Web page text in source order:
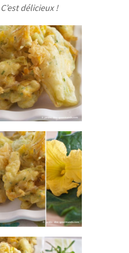
délicieux !